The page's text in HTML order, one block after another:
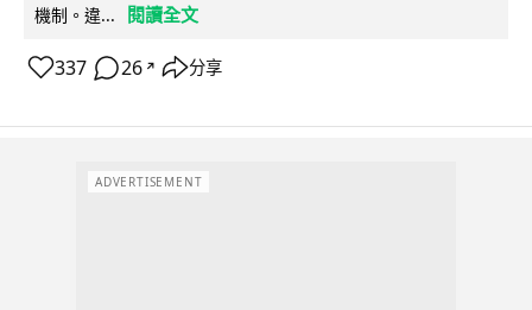
機制。違...
閱讀全文
337 26 ↗ 分享
ADVERTISEMENT